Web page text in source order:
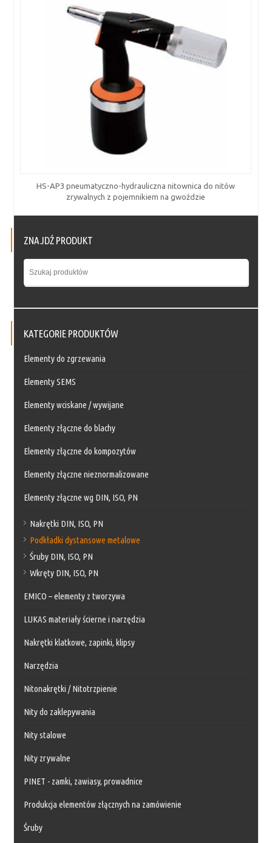
HS-AP3 pneumatyczno-hydrauliczna nitownica do nitów
zrywalnych z pojemnikiem na gwoździe
ZNAJDŹ PRODUKT
KATEGORIE PRODUKTÓW
Elementy do zgrzewania
Elementy SEMS
Elementy wciskane / wywijane
Elementy złączne do blachy
Elementy złączne do kompozytów
Elementy złączne nieznormalizowane
Elementy złączne wg DIN, ISO, PN
Nakrętki DIN, ISO, PN
Podkładki dystansowe metalowe
Śruby DIN, ISO, PN
Wkręty DIN, ISO, PN
EMICO – elementy z tworzywa
LUKAS materiały ścierne i narzędzia
Nakrętki klatkowe, zapinki, klipsy
Narzędzia
Nitonakrętki / Nitotrzpienie
Nity do zaklepywania
Nity stalowe
Nity zrywalne
PINET - zamki, zawiasy, prowadnice
Produkcja elementów złącznych na zamówienie
Śruby